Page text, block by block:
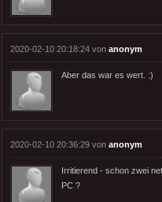
2020-02-10 20:18:24 von anonym
Aber das war es wert. :)
2020-02-10 20:36:29 von anonym
Irritierend - schon zwei
PC ?